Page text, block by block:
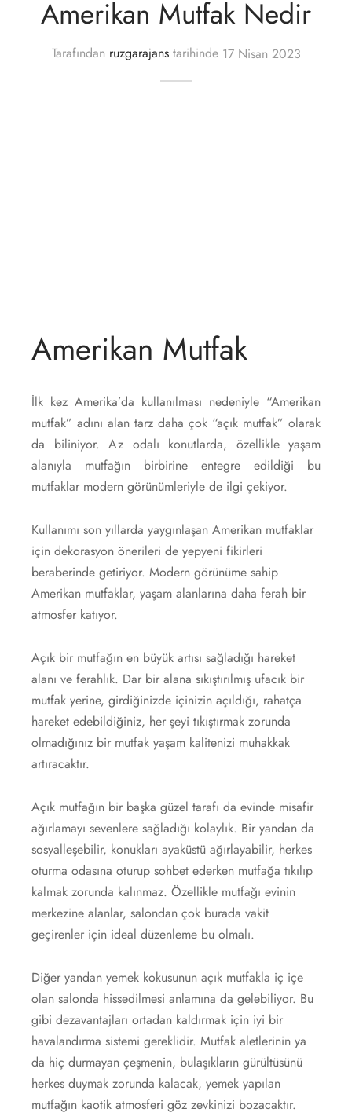
Amerikan Mutfak Nedir
Tarafından ruzgarajanstarihinde 17 Nisan 2023
Amerikan Mutfak
İlk kez Amerika’da kullanılması nedeniyle “Amerikan
mutfak” adını alan tarz daha çok “açık mutfak” olarak
da biliniyor. Az odalı konutlarda, özellikle yaşam
alanıyla mutfağın birbirine entegre edildiği bu
mutfaklar modern görünümleriyle de ilgi çekiyor.
Kullanımı son yıllarda yaygınlaşan Amerikan mutfaklar
için dekorasyon önerileri de yepyeni fikirleri
beraberinde getiriyor. Modern görünüme sahip
Amerikan mutfaklar, yaşam alanlarına daha ferah bir
atmosfer katıyor.
Açık bir mutfağın en büyük artısı sağladığı hareket
alanı ve ferahlık. Dar bir alana sıkıştırılmış ufacık bir
mutfak yerine, girdiğinizde içinizin açıldığı, rahatça
hareket edebildiğiniz, her şeyi tıkıştırmak zorunda
olmadığınız bir mutfak yaşam kalitenizi muhakkak
artıracaktır.
Açık mutfağın bir başka güzel tarafı da evinde misafir
ağırlamayı sevenlere sağladığı kolaylık. Bir yandan da
sosyalleşebilir, konukları ayaküstü ağırlayabilir, herkes
oturma odasına oturup sohbet ederken mutfağa tıkılıp
kalmak zorunda kalınmaz. Özellikle mutfağı evinin
merkezine alanlar, salondan çok burada vakit
geçirenler için ideal düzenleme bu olmalı.
Diğer yandan yemek kokusunun açık mutfakla iç içe
olan salonda hissedilmesi anlamına da gelebiliyor. Bu
gibi dezavantajları ortadan kaldırmak için iyi bir
havalandırma sistemi gereklidir. Mutfak aletlerinin ya
da hiç durmayan çeşmenin, bulaşıkların gürültüsünü
herkes duymak zorunda kalacak, yemek yapılan
mutfağın kaotik atmosferi göz zevkinizi bozacaktır.